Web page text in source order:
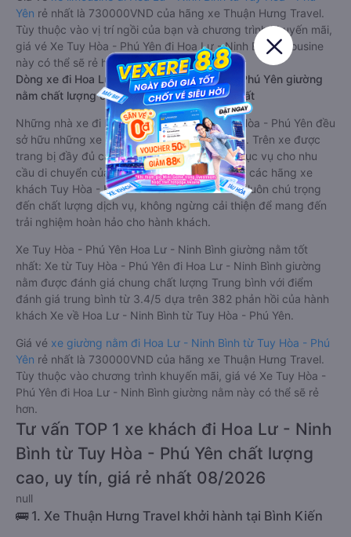
Yên rẻ nhất là 730000VND của hãng xe Thuận Hưng Travel.
Tùy thuộc vào vị trí ngồi của bạn và chương trình khuyến mãi,
giá vé Xe Tuy Hòa - Phú Yên đi Hoa Lư - Ninh Bình limousine
này có thể sẽ rẻ hơn
Dòng xe đi Hoa Lư - Ninh Bình từ Tuy Hòa - Phú Yên giường
nằm chất lượng cao: Thoải mái, giá cả tốt nhất
Những nhà xe đi Hoa Lư - Ninh Bình từ Tuy Hòa - Phú Yên đều
sở hữu những xe giường nằm chất lượng cao. Trên xe được
trang bị đầy đủ các trang thiết bị hiện đại phục vụ cho nhu
cầu di chuyển của hành khách. Bên cạnh đó, các hãng xe
khách Tuy Hòa - Phú Yên Hoa Lư - Ninh Bình luôn chú trọng
đến chất lượng dịch vụ, không ngừng cải thiện để mang đến
trải nghiệm hoàn hảo cho hành khách.
Xe Tuy Hòa - Phú Yên Hoa Lư - Ninh Bình giường nằm tốt
nhất: Xe từ Tuy Hòa - Phú Yên đi Hoa Lư - Ninh Bình giường
nằm được đánh giá chung chất lượng Trung bình với điểm
đánh giá trung bình từ 3.4/5 dựa trên 382 phản hồi của hành
khách Xe về Hoa Lư - Ninh Bình từ Tuy Hòa - Phú Yên.
Giá vé xe giường nằm đi Hoa Lư - Ninh Bình từ Tuy Hòa - Phú
Yên rẻ nhất là 730000VND của hãng xe Thuận Hưng Travel.
Tùy thuộc vào chương trình khuyến mãi, giá vé Xe Tuy Hòa -
Phú Yên đi Hoa Lư - Ninh Bình giường nằm này có thể sẽ rẻ
hơn.
Tư vấn TOP 1 xe khách đi Hoa Lư - Ninh
Bình từ Tuy Hòa - Phú Yên chất lượng
cao, uy tín, giá rẻ nhất 08/2026
null
🚌 1. Xe Thuận Hưng Travel khởi hành tại Bình Kiến